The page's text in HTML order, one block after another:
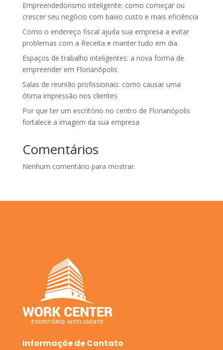
Empreendedorismo inteligente: como começar ou
crescer seu negócio com baixo custo e mais eficiência
Como o endereço fiscal ajuda sua empresa a evitar
problemas com a Receita e manter tudo em dia.
Espaços de trabalho inteligentes: a nova forma de
empreender em Florianópolis
Salas de reunião profissionais: como causar uma
ótima impressão nos clientes
Por que ter um escritório no centro de Florianópolis
fortalece a imagem da sua empresa
Comentários
Nenhum comentário para mostrar.
Informaçõe de Contato